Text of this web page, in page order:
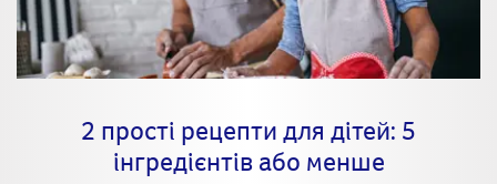
2 прості рецепти для дітей: 5
інгредієнтів або менше